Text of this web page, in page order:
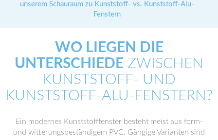
unserem Schauraum zu Kunststoff- vs. Kunststoff-Alu-
Fenstern
WO LIEGEN DIE
UNTERSCHIEDE ZWISCHEN
KUNSTSTOFF- UND
KUNSTSTOFF-ALU-FENSTERN?
Ein modernes Kunststofffenster besteht meist aus form-
und witterungsbeständigem PVC. Gängige Varianten sind